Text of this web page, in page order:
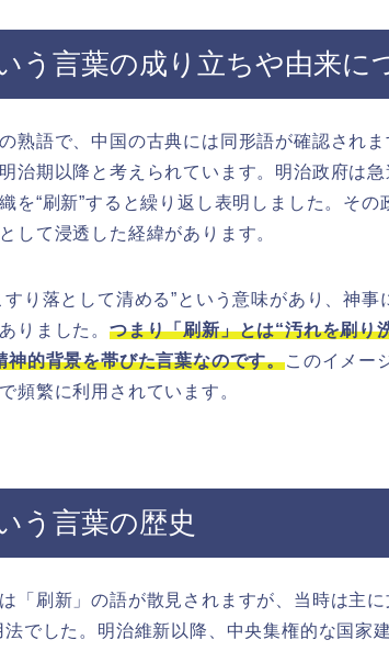
う言葉の成り立ちや由来に
熟語で、中国の古典には同形語が確認され
治期以降と考えられています。明治政府は
を“刷新”すると繰り返し表明しました。その
して浸透した経緯があります。
すり落として清める”という意味があり、神
りました。 つまり「刷新」とは“汚れを刷り
神的背景を帯びた言葉なのです。このイメー
頻繁に利用されています。
う言葉の歴史
「刷新」の語が散見されますが、当時は主に
法でした。明治維新以降、中央集権的な国家